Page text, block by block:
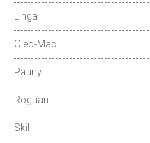
Linga
Oleo-Mac
Pauny
Roguant
Skil